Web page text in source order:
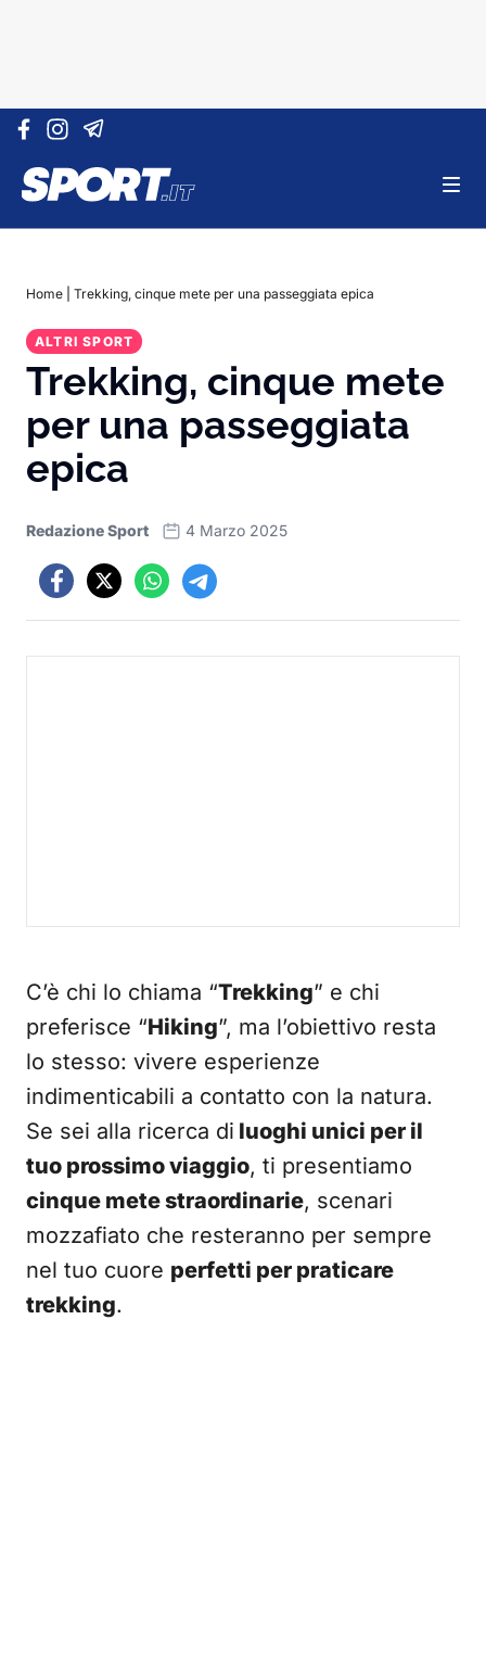
Vai al contenuto
Home Trekking, cinque mete per una passeggiata epica
ALTRI SPORT
Trekking, cinque mete
per una passeggiata
epica
Redazione Sport 4 Marzo 2025
C’è chi lo chiama “Trekking” e chi
preferisce “Hiking”, ma l’obiettivo resta
lo stesso: vivere esperienze
indimenticabili a contatto con la natura.
Se sei alla ricerca di luoghi unici per il
tuo prossimo viaggio, ti presentiamo
cinque mete straordinarie, scenari
mozzafiato che resteranno per sempre
nel tuo cuore perfetti per praticare
trekking.